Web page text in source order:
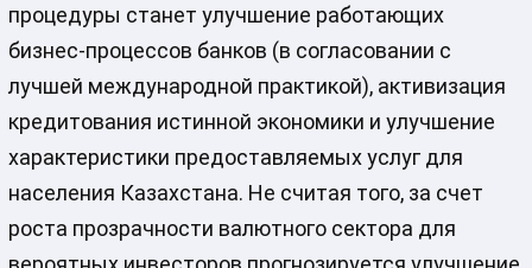
процедуры станет улучшение работающих
бизнес-процессов банков (в согласовании с
лучшей международной практикой), активизация
кредитования истинной экономики и улучшение
характеристики предоставляемых услуг для
населения Казахстана. Не считая того, за счет
роста прозрачности валютного сектора для